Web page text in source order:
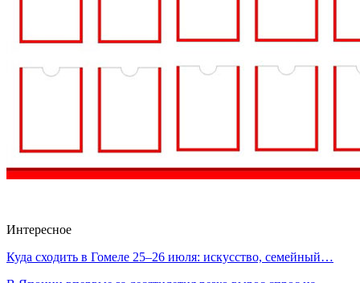
Интересное
Куда сходить в Гомеле 25–26 июля: искусство, семейный…